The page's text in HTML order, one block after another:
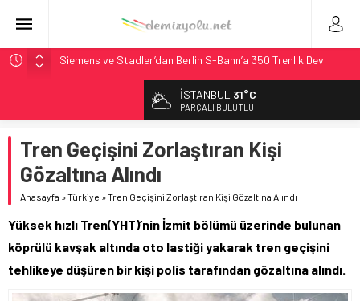
Siemens ve Stadler’dan Berlin S-Bahn’a 350 Trenlik Dev
Japonya Maglev Onayı: Bütçe 11 Trilyon Yen, Hedef 2036
Toronto Metrosu’nda Kapasite %40 Artıyor: Hitachi Rail
İmzaladı
Metrolinx’in 604 Milyon CAD’lik Toronto Uzatmasında Kazı
Başladı
Alstom ve Siemens’ten São Paulo’da Çifte Sinyal Hamlesi
İSTANBUL 31°C
PARÇALI BULUTLU
Tren Geçişini Zorlaştıran Kişi
Gözaltına Alındı
Anasayfa »Türkiye »Tren Geçişini Zorlaştıran Kişi Gözaltına Alındı
Yüksek hızlı Tren(YHT)’nin İzmit bölümü üzerinde bulunan
köprülü kavşak altında oto lastiği yakarak tren geçişini
tehlikeye düşüren bir kişi polis tarafından gözaltına alındı.